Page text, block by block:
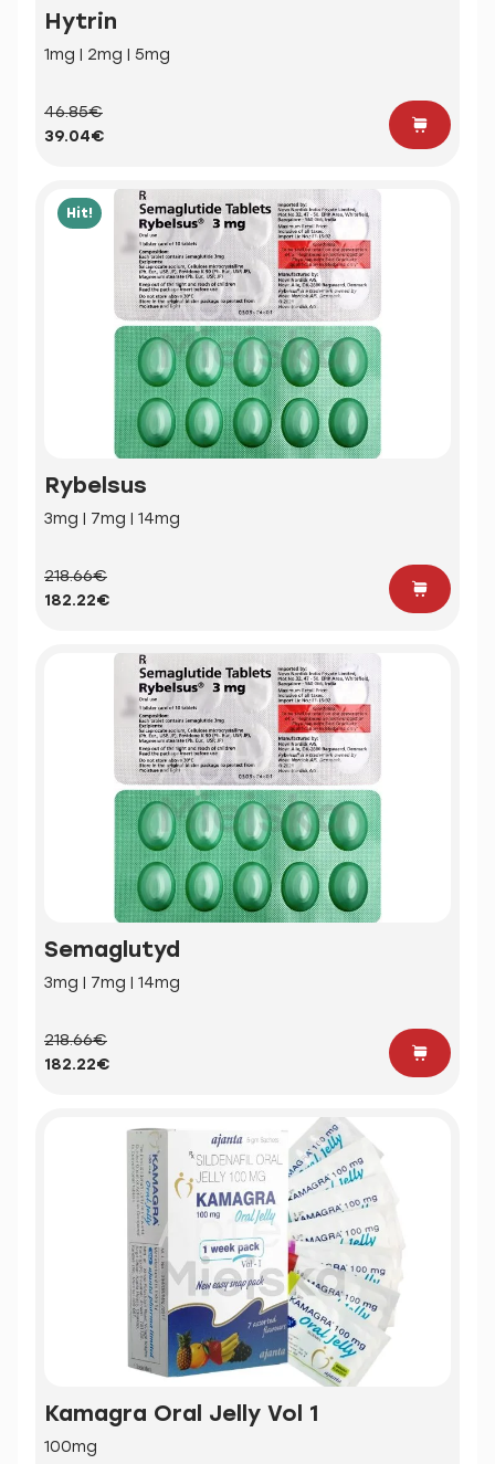
Hytrin
1mg | 2mg | 5mg
46.85€
39.04€
Hit!
Rybelsus
3mg | 7mg | 14mg
218.66€
182.22€
Semaglutyd
3mg | 7mg | 14mg
218.66€
182.22€
Kamagra Oral Jelly Vol 1
100mg